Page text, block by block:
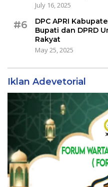
July 16, 2025
#6
DPC APRI
Bupati dan DPRD
Rakyat
May 25, 2025
Iklan Adevetorial